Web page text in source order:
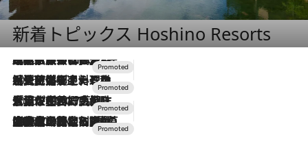
新着トピックス Hoshino Resorts
2026.7.31
【ホテル帰省】という選択肢をOMOが提案。家族とほどよい距離を保つには「昼は実家、夜は気兼ねなくホテルで！」
2026.7.24
【夏限定ディナーコース】旬を迎える稚鮎や花ズッキーニなどをイタリア・トスカーナの郷土料理の手法で満喫！
2026.7.17
「土佐和ハーブかき氷」がOMO7高知に登場！生姜、山椒、大葉など目にも舌にも涼を呼ぶ郷土の味
2026.7.10
NEW OPEN！【界 草津】名湯の地に誕生。趣の異なる2種の温泉と上州ならではの会席・蕎麦割烹など美食を味わう究極の癒やし旅